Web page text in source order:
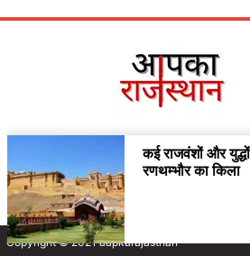
Copyright © 2021 aapkarajasthan